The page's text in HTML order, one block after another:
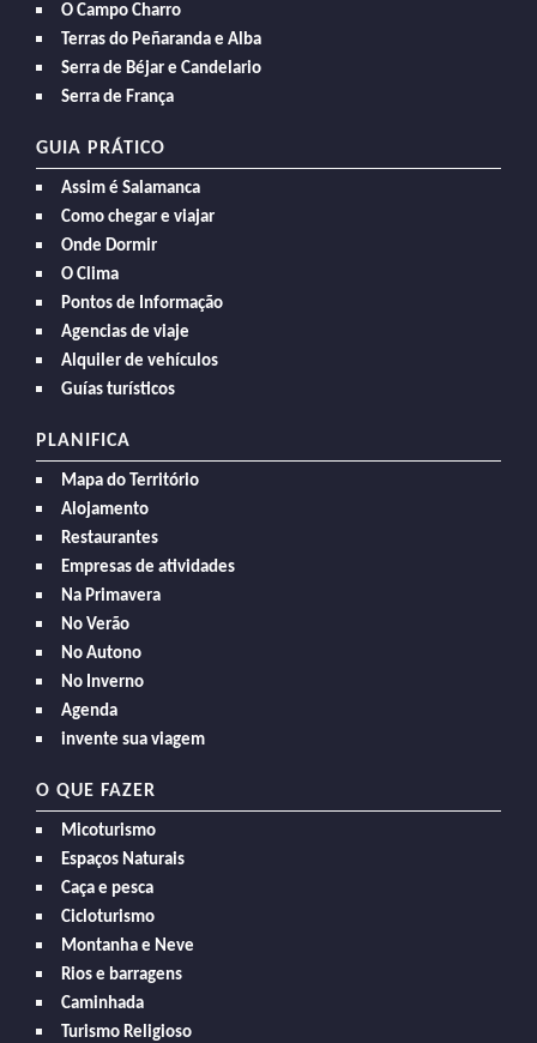
O Campo Charro
Terras do Peñaranda e Alba
Serra de Béjar e Candelario
Serra de França
GUIA PRÁTICO
Assim é Salamanca
Como chegar e viajar
Onde Dormir
O Clima
Pontos de Informação
Agencias de viaje
Alquiler de vehículos
Guías turísticos
PLANIFICA
Mapa do Território
Alojamento
Restaurantes
Empresas de atividades
Na Primavera
No Verão
No Autono
No Inverno
Agenda
invente sua viagem
O QUE FAZER
Micoturismo
Espaços Naturais
Caça e pesca
Cicloturismo
Montanha e Neve
Rios e barragens
Caminhada
Turismo Religioso